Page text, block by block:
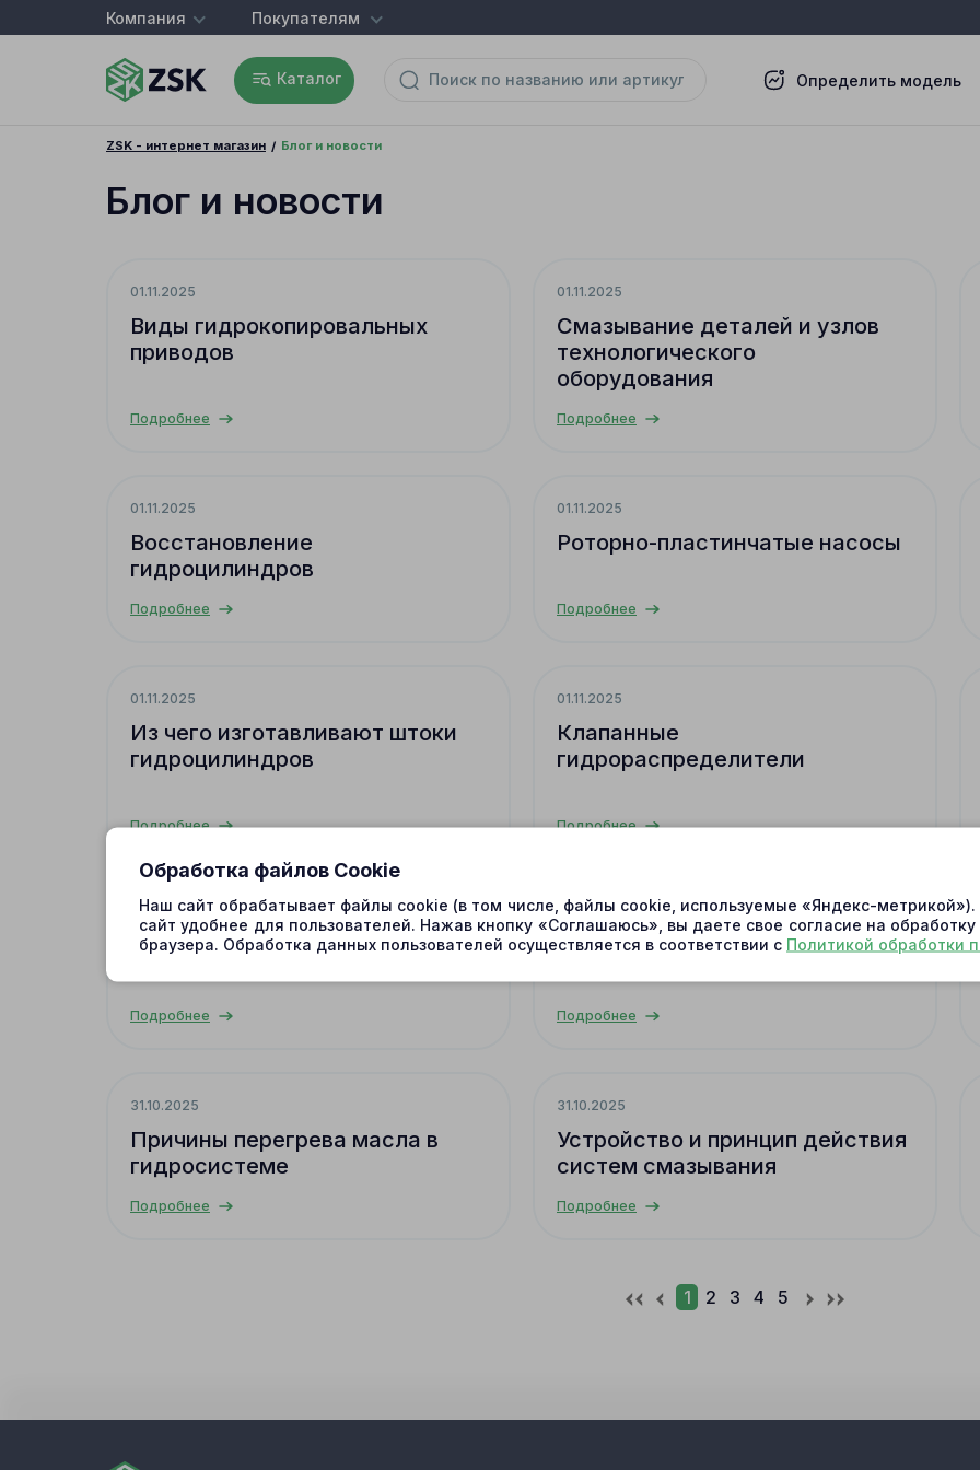
Компания Покупателям
Каталог Определить модель
ZSK - интернет магазин Блог и новости
Блог и новости
01.11.2025
Виды гидрокопировальных
приводов
Подробнее
01.11.2025
Смазывание деталей и узлов
технологического
оборудования
Подробнее
01.11.2025
Восстановление
гидроцилиндров
Подробнее
01.11.2025
Роторно-пластинчатые насосы
Подробнее
01.11.2025
Из чего изготавливают штоки
гидроцилиндров
Подробнее
01.11.2025
Клапанные
гидрораспределители
Подробнее
31.10.2025
Шаговые электрогидроприводы
Подробнее
31.10.2025
Уплотнения устройств смазки
Подробнее
31.10.2025
Причины перегрева масла в
гидросистеме
Подробнее
31.10.2025
Устройство и принцип действия
систем смазывания
Подробнее
0 1 2 3 4 5 6
Обработка файлов Cookie
Наш сайт обрабатывает файлы cookie (в том числе, файлы cookie, используемые «Яндекс-
сайт удобнее для пользователей. Нажав кнопку «Соглашаюсь», вы даете свое согласие на
браузера. Обработка данных пользователей осуществляется в соответствии с Политикой обработки